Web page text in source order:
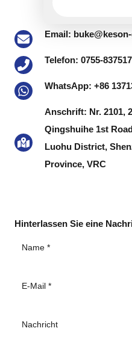
Email:
Telefon: 0755-
WhatsApp: +86
Anschrift: Nr. 2101,
Qingshuihe 1st
Luohu District,
Province, VRC
Hinterlassen Sie eine